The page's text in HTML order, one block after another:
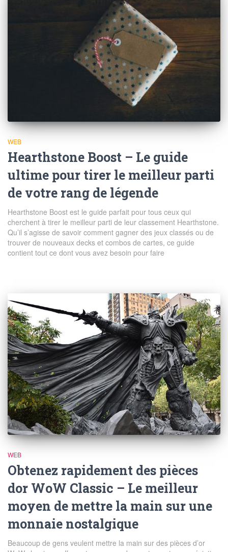
WEB
Hearthstone Boost – Le guide
ultime pour tirer le meilleur parti
de votre rang de légende
Hearthstone Boost est le guide parfait pour tous ceux qui
cherchent à tirer le meilleur parti de leur classement Hearthstone.
Qu’il s’agisse de savoir comment gagner des jeux classés ou de
trouver de nouveaux decks et combos de cartes, ce guide
contient tout ce dont vous avez besoin pour faire
WEB
Obtenez rapidement des pièces
dor WoW Classic – Le meilleur
moyen de mettre la main sur une
monnaie nostalgique
Beaucoup de gens veulent mettre la main sur des pièces d’or